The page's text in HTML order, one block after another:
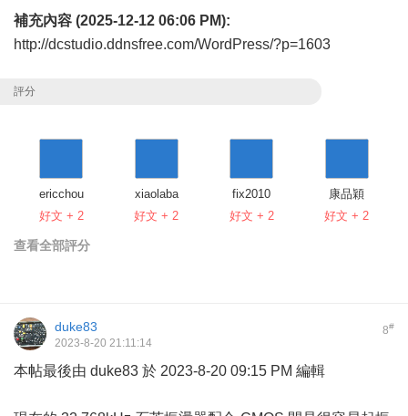
補充內容 (2025-12-12 06:06 PM):
http://dcstudio.ddnsfree.com/WordPress/?p=1603
評分
ericchou
好文 + 2
xiaolaba
好文 + 2
fix2010
好文 + 2
康品穎
好文 + 2
查看全部評分
8#
duke83
2023-8-20 21:11:14
本帖最後由 duke83 於 2023-8-20 09:15 PM 編輯